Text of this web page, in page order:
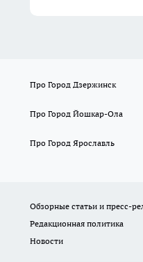
Про Город Дзержинск
Про Город Йошкар-Ола
Про Город Ярославль
Обзорные статьи и пресс-
Редакционная политика
Новости